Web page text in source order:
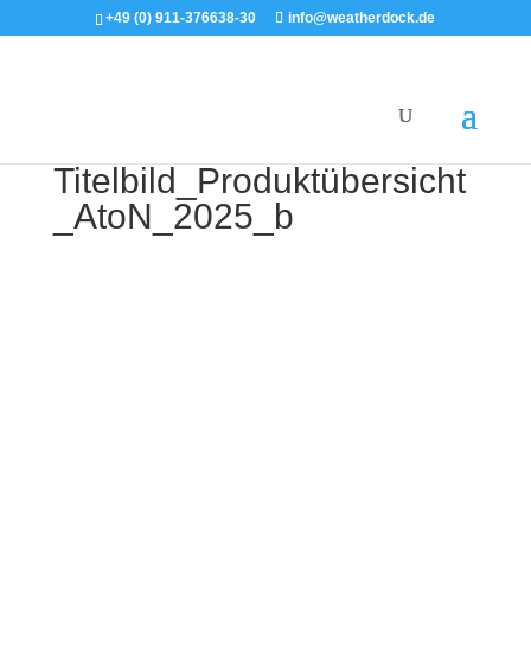
+49 (0) 911-376638-30 info@weatherdock.de
Titelbild_Produktübersicht
_AtoN_2025_b